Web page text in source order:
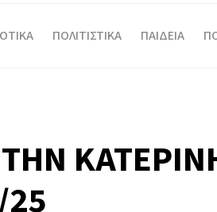
ΠΟΛΙΤΙΣΤΙΚΑ ΠΑΙΔΕΙΑ